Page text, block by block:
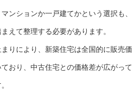
ンションか一戸建てかという選択も、
えて整理する必要があります。
りにより、新築住宅は全国的に販売価
おり、中古住宅との価格差が広がって